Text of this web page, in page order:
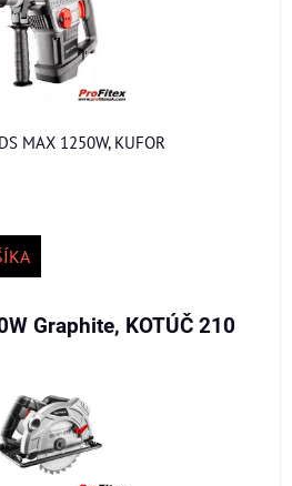
MAX 1250W, KUFOR
Graphite, KOTÚČ 210